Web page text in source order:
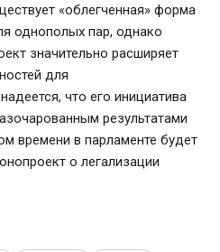
«облегченная» форма
однополых пар, однако
значительно расширяет
для
что его инициатива
результатами
времени в парламенте будет
о легализации